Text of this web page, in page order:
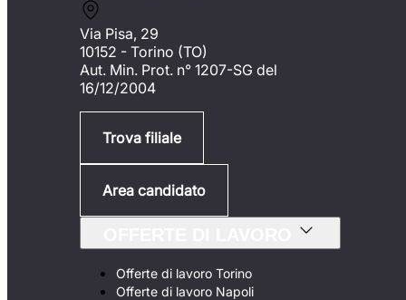
Via Pisa, 29
10152 - Torino (TO)
Aut. Min. Prot. n° 1207-SG del
16/12/2004
Trova filiale
Area candidato
Offerte di lavoro Torino
Offerte di lavoro Napoli